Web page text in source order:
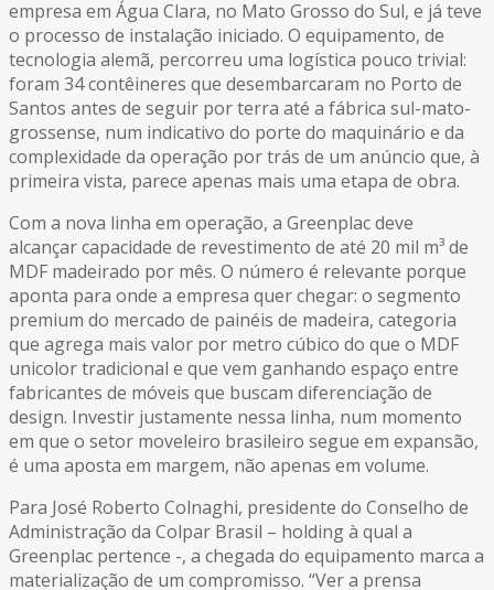
empresa em Água Clara, no Mato Grosso do Sul, e já teve
o processo de instalação iniciado. O equipamento, de
tecnologia alemã, percorreu uma logística pouco trivial:
foram 34 contêineres que desembarcaram no Porto de
Santos antes de seguir por terra até a fábrica sul-mato-
grossense, num indicativo do porte do maquinário e da
complexidade da operação por trás de um anúncio que, à
primeira vista, parece apenas mais uma etapa de obra.
Com a nova linha em operação, a Greenplac deve
alcançar capacidade de revestimento de até 20 mil m³ de
MDF madeirado por mês. O número é relevante porque
aponta para onde a empresa quer chegar: o segmento
premium do mercado de painéis de madeira, categoria
que agrega mais valor por metro cúbico do que o MDF
unicolor tradicional e que vem ganhando espaço entre
fabricantes de móveis que buscam diferenciação de
design. Investir justamente nessa linha, num momento
em que o setor moveleiro brasileiro segue em expansão,
é uma aposta em margem, não apenas em volume.
Para José Roberto Colnaghi, presidente do Conselho de
Administração da Colpar Brasil – holding à qual a
Greenplac pertence -, a chegada do equipamento marca a
materialização de um compromisso. “Ver a prensa